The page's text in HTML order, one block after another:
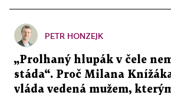
PETR HONZEJK
„Prolhaný hlupák v čele
stáda“. Proč Milana
vláda vedená mužem,